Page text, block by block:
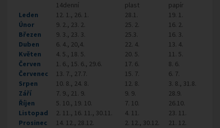
14denní plast
papír
Leden
12. 1., 26. 1. 28.1.
19. 1.
Únor
9. 2., 23. 2. 25. 2.
16. 2.
Březen
9. 3., 23. 3. 25.3.
16. 3.
Duben
6. 4., 20,4. 22. 4.
13. 4.
Květen
4. 5., 18. 5. 20. 5.
11. 5.
Červen
1. 6., 15. 6., 29.6. 17. 6.
8. 6.
Červenec
13. 7., 27.7. 15. 7.
6. 7.
Srpen
10. 8., 24. 8. 12. 8.
3. 8., 31.8.
Září
7. 9., 21. 9. 9. 9.
28.9.
Říjen
5. 10., 19. 10. 7. 10.
26.10.
Listopad
2. 11., 16. 11., 30.11. 4. 11.
23. 11.
Prosinec
14. 12., 28.12. 2. 12., 30.12. 21. 12.